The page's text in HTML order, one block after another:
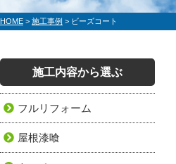
HOME > 施工事例 > ビーズコート
施工内容から選ぶ
フルリフォーム
屋根漆喰